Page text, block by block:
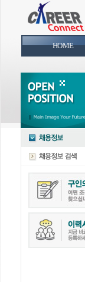
HOME